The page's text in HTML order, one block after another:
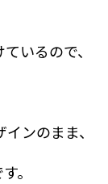
いるので、
ンのまま、
。